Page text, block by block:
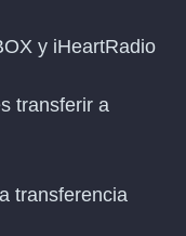
y iHeartRadio
transferir a
transferencia